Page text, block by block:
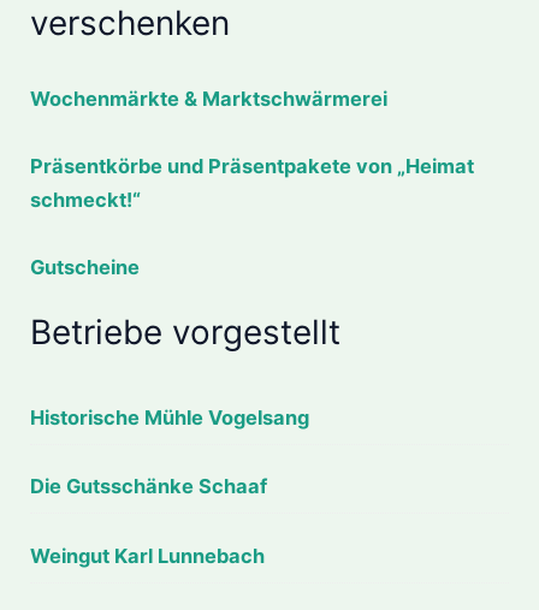
verschenken
Wochenmärkte & Marktschwärmerei
Präsentkörbe und Präsentpakete von „Heimat
schmeckt!“
Gutscheine
Betriebe vorgestellt
Historische Mühle Vogelsang
Die Gutsschänke Schaaf
Weingut Karl Lunnebach